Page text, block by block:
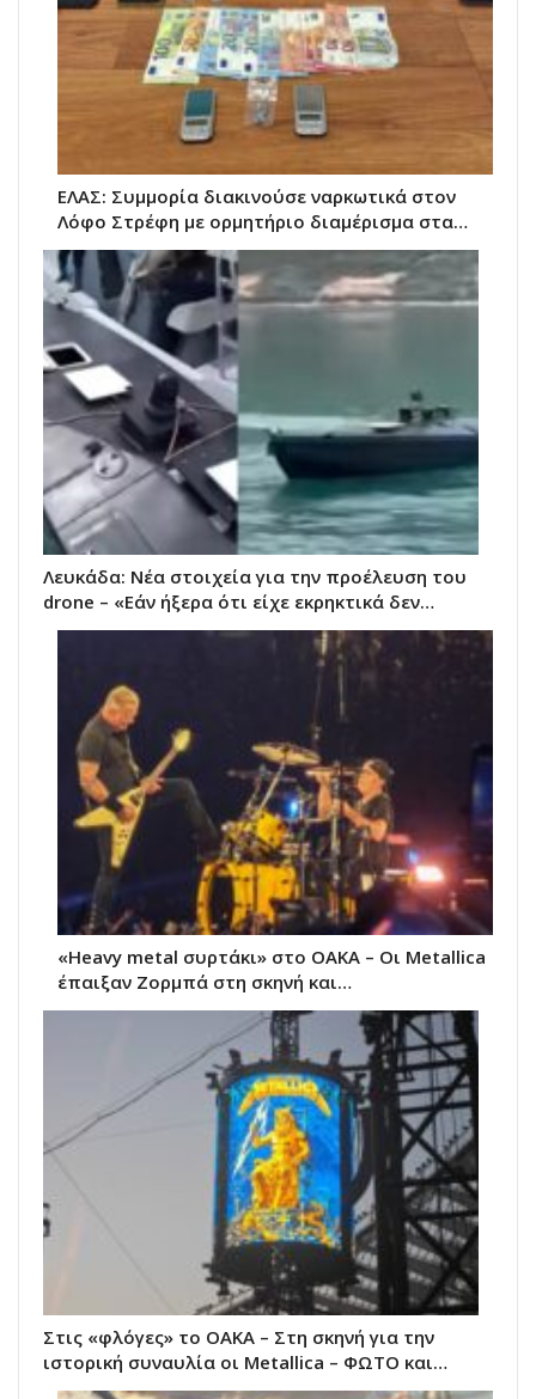
ΕΛΑΣ: Συμμορία διακινούσε ναρκωτικά στον
Λόφο Στρέφη με ορμητήριο διαμέρισμα στα…
Λευκάδα: Νέα στοιχεία για την προέλευση του
drone – «Εάν ήξερα ότι είχε εκρηκτικά δεν…
«Heavy metal συρτάκι» στο ΟΑΚΑ – Οι Metallica
έπαιξαν Ζορμπά στη σκηνή και…
Στις «φλόγες» το ΟΑΚΑ – Στη σκηνή για την
ιστορική συναυλία οι Metallica – ΦΩΤΟ και…